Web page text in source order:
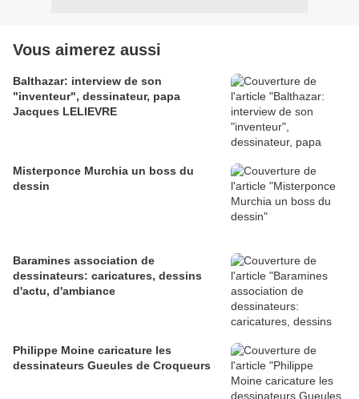
Vous aimerez aussi
Balthazar: interview de son
"inventeur", dessinateur, papa
Jacques LELIEVRE
Misterponce Murchia un boss du
dessin
Baramines association de
dessinateurs: caricatures, dessins
d'actu, d'ambiance
Philippe Moine caricature les
dessinateurs Gueules de Croqueurs